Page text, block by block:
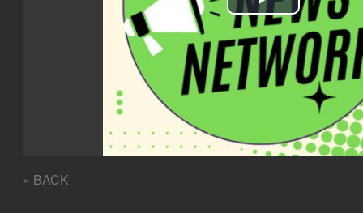
Play
Video
« BACK